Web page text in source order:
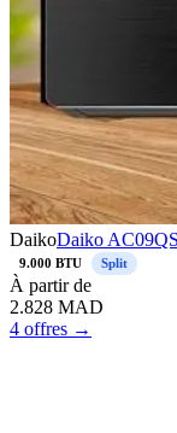
DaikoDaiko
9.000 BTU Split
À partir de
2.828 MAD
4 offres →